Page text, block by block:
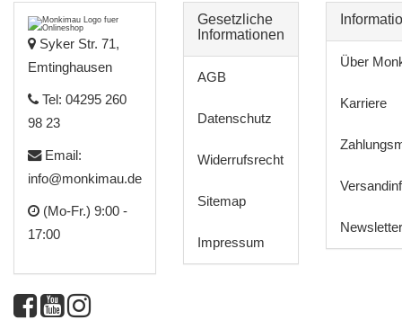
Syker Str. 71,
Emtinghausen
Tel: 04295 260
98 23
Email:
info@monkimau.de
(Mo-Fr.) 9:00 -
17:00
Gesetzliche
Informationen
AGB
Datenschutz
Widerrufsrecht
Sitemap
Impressum
Über
Karriere
Newsletter